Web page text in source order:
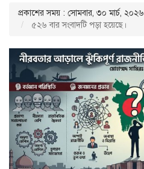
প্রকাশের সময় : সোমবার, ৩০ মার্চ, ২০২৬
৫২৬ বার সংবাদটি পড়া হয়েছে।